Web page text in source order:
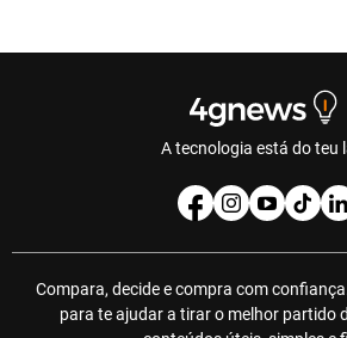
A tecnologia está do teu
Compara, decide e compra com
para te ajudar a tirar o melhor partido